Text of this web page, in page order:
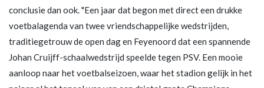
conclusie dan ook. "Een jaar dat begon met direct een drukke
voetbalagenda van twee vriendschappelijke wedstrijden,
traditiegetrouw de open dag en Feyenoord dat een spannende
Johan Cruijff-schaalwedstrijd speelde tegen PSV. Een mooie
aanloop naar het voetbalseizoen, waar het stadion gelijk in het